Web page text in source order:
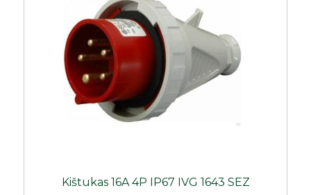
Kištukas 16A 4P IP67 IVG 1643 SEZ